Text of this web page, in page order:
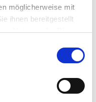
möglicherweise mit
ihnen bereitgestellt
Nutzung der Dienste